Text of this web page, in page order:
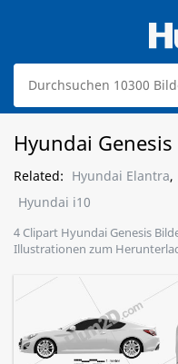
Hyundai
Related: Hyundai Elantra,
Hyundai i10
4 Clipart Hyundai Genesis
Illustrationen zum